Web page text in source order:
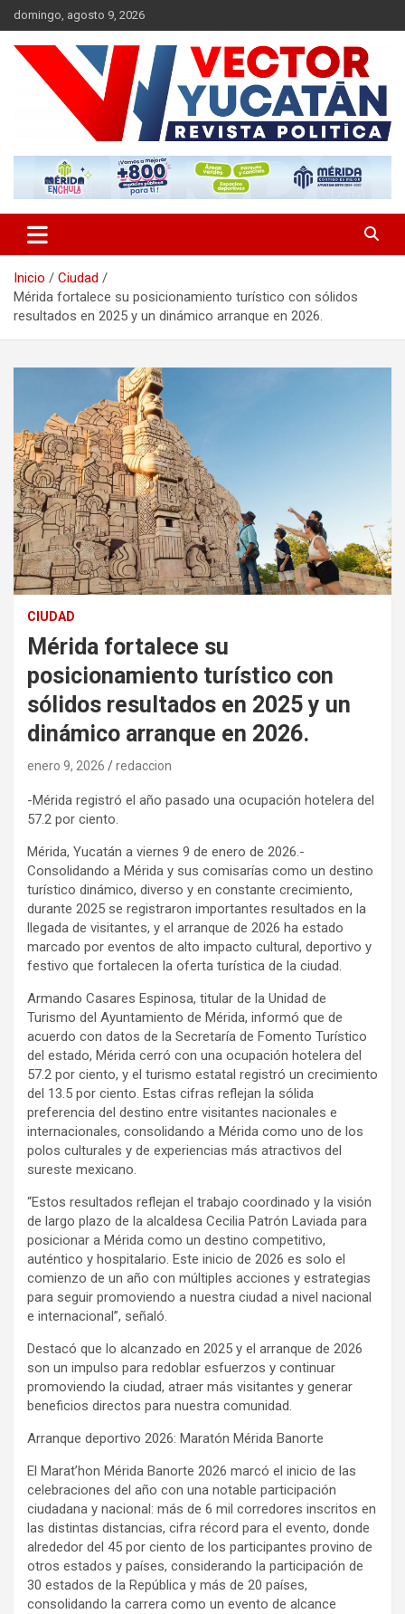
Saltar
al
contenido
domingo, agosto 9, 2026
Vector Yucatán
Inicio
Ciudad
Mérida fortalece su posicionamiento turístico con sólidos
resultados en 2025 y un dinámico arranque en 2026.
CIUDAD
Mérida fortalece su
posicionamiento turístico con
sólidos resultados en 2025 y un
dinámico arranque en 2026.
enero 9, 2026 redaccion
-Mérida registró el año pasado una ocupación hotelera del
57.2 por ciento.
Mérida, Yucatán a viernes 9 de enero de 2026.-
Consolidando a Mérida y sus comisarías como un destino
turístico dinámico, diverso y en constante crecimiento,
durante 2025 se registraron importantes resultados en la
llegada de visitantes, y el arranque de 2026 ha estado
marcado por eventos de alto impacto cultural, deportivo y
festivo que fortalecen la oferta turística de la ciudad.
Armando Casares Espinosa, titular de la Unidad de
Turismo del Ayuntamiento de Mérida, informó que de
acuerdo con datos de la Secretaría de Fomento Turístico
del estado, Mérida cerró con una ocupación hotelera del
57.2 por ciento, y el turismo estatal registró un crecimiento
del 13.5 por ciento. Estas cifras reflejan la sólida
preferencia del destino entre visitantes nacionales e
internacionales, consolidando a Mérida como uno de los
polos culturales y de experiencias más atractivos del
sureste mexicano.
“Estos resultados reflejan el trabajo coordinado y la visión
de largo plazo de la alcaldesa Cecilia Patrón Laviada para
posicionar a Mérida como un destino competitivo,
auténtico y hospitalario. Este inicio de 2026 es solo el
comienzo de un año con múltiples acciones y estrategias
para seguir promoviendo a nuestra ciudad a nivel nacional
e internacional”, señaló.
Destacó que lo alcanzado en 2025 y el arranque de 2026
son un impulso para redoblar esfuerzos y continuar
promoviendo la ciudad, atraer más visitantes y generar
beneficios directos para nuestra comunidad.
Arranque deportivo 2026: Maratón Mérida Banorte
El Marat’hon Mérida Banorte 2026 marcó el inicio de las
celebraciones del año con una notable participación
ciudadana y nacional: más de 6 mil corredores inscritos en
las distintas distancias, cifra récord para el evento, donde
alrededor del 45 por ciento de los participantes provino de
otros estados y países, considerando la participación de
30 estados de la República y más de 20 países,
consolidando la carrera como un evento de alcance